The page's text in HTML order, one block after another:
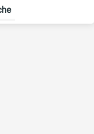
umschalten
für Ratgeber